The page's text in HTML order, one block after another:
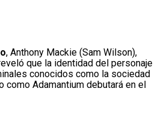
, Anthony Mackie (Sam Wilson),
que la identidad del personaje
conocidos como la sociedad
Adamantium debutará en el